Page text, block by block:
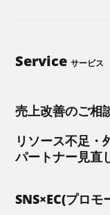
Serviceサービス
売上改善のご相
リソース不足・
パートナー見直
SNS×EC(プロ